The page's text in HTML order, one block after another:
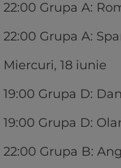
22:00 Grupa A:
22:00 Grupa A:
Miercuri, 18 iunie
19:00 Grupa D:
19:00 Grupa D:
22:00 Grupa B: